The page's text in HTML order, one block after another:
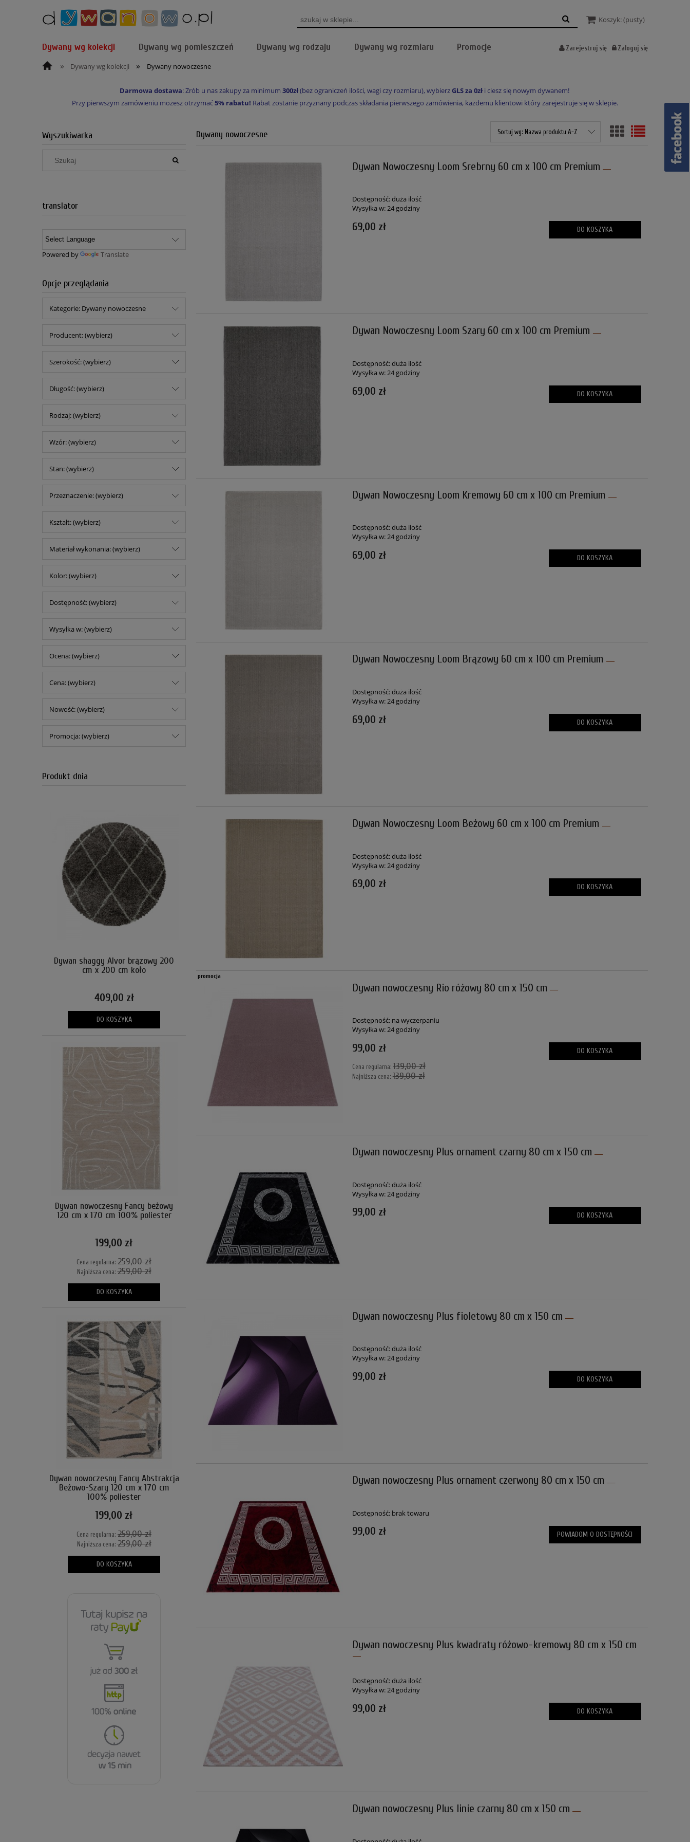
Koszyk:(pusty)
Dywany wg kolekcji Dywany wg pomieszczeń Dywany wg rodzaju Dywany wg rozmiaru Promocje Zarejestruj się Zaloguj się
» Dywany wg kolekcji » Dywany nowoczesne
Darmowa dostawa: Zrób u nas zakupy za minimum 300zł(bez ograniczeń ilości, wagi czy rozmiaru), wybierzGLS za 0złi ciesz się nowym dywanem!
Przy pierwszym zamówieniu możesz otrzymać5% rabatu! Rabat zostanie przyznany podczas składania pierwszego zamówienia, każdemu klientowi który zarejestruje się w sklepie.
Wyszukiwarka
translator
Powered by Translate
Opcje przeglądania
Kategorie: Dywany nowoczesne
Producent: (wybierz)
Szerokość: (wybierz)
Długość: (wybierz)
Rodzaj: (wybierz)
Wzór: (wybierz)
Stan: (wybierz)
Przeznaczenie: (wybierz)
Kształt: (wybierz)
Materiał wykonania: (wybierz)
Kolor: (wybierz)
Dostępność: (wybierz)
Wysyłka w: (wybierz)
Ocena: (wybierz)
Cena: (wybierz)
Nowość: (wybierz)
Promocja: (wybierz)
Produkt dnia
Dywan shaggy Alvor brązowy 200
cm x 200 cm koło
409,00 zł
DO KOSZYKA
Dywan nowoczesny Fancy beżowy
120 cm x 170 cm 100% poliester
199,00 zł
Cena regularna: 259,00 zł
Najniższa cena:259,00 zł
DO KOSZYKA
Dywan nowoczesny Fancy Abstrakcja
Beżowo-Szary 120 cm x 170 cm
100% poliester
199,00 zł
Cena regularna: 259,00 zł
Najniższa cena:259,00 zł
DO KOSZYKA
Dywany nowoczesne Sortuj wg: Nazwa produktu A-Z
Dywan Nowoczesny Loom Srebrny 60 cm x 100 cm Premium
Dostępność:duża ilość
Wysyłka w:24 godziny
69,00 zł DO KOSZYKA
Dywan Nowoczesny Loom Szary 60 cm x 100 cm Premium
Dostępność:duża ilość
Wysyłka w:24 godziny
69,00 zł DO KOSZYKA
Dywan Nowoczesny Loom Kremowy 60 cm x 100 cm Premium
Dostępność:duża ilość
Wysyłka w:24 godziny
69,00 zł DO KOSZYKA
Dywan Nowoczesny Loom Brązowy 60 cm x 100 cm Premium
Dostępność:duża ilość
Wysyłka w:24 godziny
69,00 zł DO KOSZYKA
Dywan Nowoczesny Loom Beżowy 60 cm x 100 cm Premium
Dostępność:duża ilość
Wysyłka w: 24 godziny
69,00 zł DO KOSZYKA
Dywan nowoczesny Rio różowy 80 cm x 150 cm
Dostępność: na wyczerpaniu
Wysyłka w:24 godziny
99,00 zł
Cena regularna: 139,00 zł
Najniższa cena: 139,00 zł
DO KOSZYKA
promocja
Dywan nowoczesny Plus ornament czarny 80 cm x 150 cm
Dostępność:duża ilość
Wysyłka w:24 godziny
99,00 zł DO KOSZYKA
Dywan nowoczesny Plus fioletowy 80 cm x 150 cm
Dostępność:duża ilość
Wysyłka w:24 godziny
99,00 zł DO KOSZYKA
Dywan nowoczesny Plus ornament czerwony 80 cm x 150 cm
Dostępność: brak towaru
99,00 zł POWIADOM O DOSTĘPNOŚCI
Dywan nowoczesny Plus kwadraty różowo-kremowy 80 cm x 150 cm
Dostępność:duża ilość
Wysyłka w:24 godziny
99,00 zł DO KOSZYKA
Dywan nowoczesny Plus linie czarny 80 cm x 150 cm